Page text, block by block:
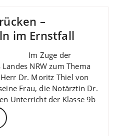
–
im Ernstfall
Im Zuge der
NRW zum Thema
Dr. Moritz Thiel von
Frau, die Notärztin Dr.
Unterricht der Klasse 9b